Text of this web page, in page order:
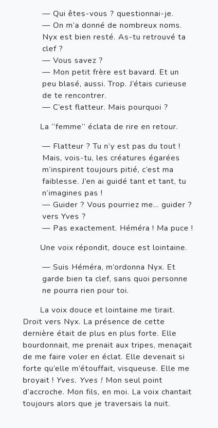
— Qui êtes-vous ? questionnai-je.
— On m’a donné de nombreux noms.
Nyx est bien resté. As-tu retrouvé ta
clef ?
— Vous savez ?
— Mon petit frère est bavard. Et un
peu blasé, aussi. Trop. J’étais curieuse
de te rencontrer.
— C’est flatteur. Mais pourquoi ?
La ‘‘femme’’ éclata de rire en retour.
— Flatteur ? Tu n’y est pas du tout !
Mais, vois-tu, les créatures égarées
m’inspirent toujours pitié, c’est ma
faiblesse. J’en ai guidé tant et tant, tu
n’imagines pas !
— Guider ? Vous pourriez me… guider ?
vers Yves ?
— Pas exactement. Héméra ! Ma puce !
Une voix répondit, douce est lointaine.
— Suis Héméra, m’ordonna Nyx. Et
garde bien ta clef, sans quoi personne
ne pourra rien pour toi.
La voix douce et lointaine me tirait.
Droit vers Nyx. La présence de cette
dernière était de plus en plus forte. Elle
bourdonnait, me prenait aux tripes, menaçait
de me faire voler en éclat. Elle devenait si
forte qu’elle m’étouffait, visqueuse. Elle me
broyait ! Yves. Yves ! Mon seul point
d’accroche. Mon fils, en moi. La voix chantait
toujours alors que je traversais la nuit.